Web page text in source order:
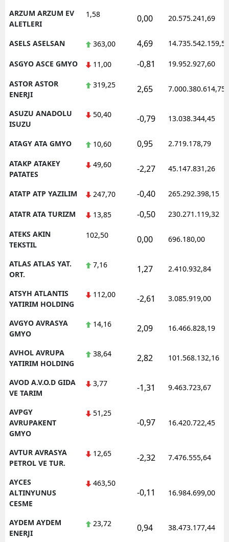
ARZUM ARZUM EV
ALETLERI
1,58 0,00 20.575.241,69
ASELS ASELSAN 363,00 4,69 14.735.542.159,50
ASGYO ASCE GMYO 11,00 -0,81 19.952.927,60
ASTOR ASTOR
ENERJI
319,25 2,65 7.000.380.614,75
ASUZU ANADOLU
ISUZU
50,40 -0,79 13.038.344,45
ATAGY ATA GMYO 10,60 0,95 2.719.178,79
ATAKP ATAKEY
PATATES
49,60 -2,27 45.147.831,26
ATATP ATP YAZILIM 247,70 -0,40 265.292.398,15
ATATR ATA TURIZM 13,85 -0,50 230.271.119,32
ATEKS AKIN
TEKSTIL
102,50 0,00 696.180,00
ATLAS ATLAS YAT.
ORT.
7,16 1,27 2.410.932,84
ATSYH ATLANTIS
YATIRIM HOLDING
112,00 -2,61 3.085.919,00
AVGYO AVRASYA
GMYO
14,16 2,09 16.466.828,19
AVHOL AVRUPA
YATIRIM HOLDING
38,64 2,82 101.568.132,16
AVOD A.V.O.D GIDA
VE TARIM
3,77 -1,31 9.463.723,67
AVPGY
AVRUPAKENT
GMYO
51,25
-0,97 16.420.722,45
AVTUR AVRASYA
PETROL VE TUR.
12,65 -2,32 7.476.555,64
AYCES
ALTINYUNUS
CESME
463,50
-0,11 16.984.699,00
AYDEM AYDEM
ENERJI
23,72 0,94 38.473.177,44